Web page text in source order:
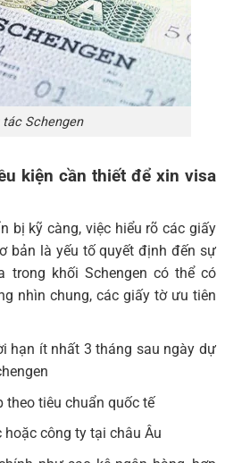
tác Schengen
kiện cần thiết để xin visa
bị kỹ càng, việc hiểu rõ các giấy
bản là yếu tố quyết định đến sự
trong khối Schengen có thể có
nhìn chung, các giấy tờ ưu tiên
hạn ít nhất 3 tháng sau ngày dự
theo tiêu chuẩn quốc tế
công ty tại châu Âu